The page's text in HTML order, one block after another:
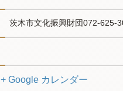
茨木市文化振興財団072-625-
+ Google カレンダー